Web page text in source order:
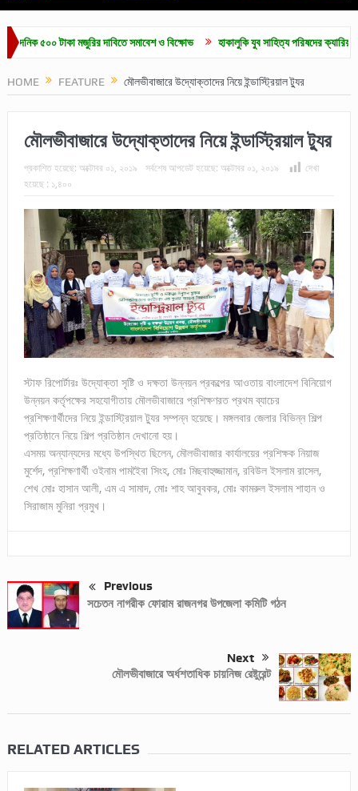
৫০০ টাকা মজুরির দাবিতে সমাবেশ ও বিক্ষোভ হাকালুকি যুব সাহিত্য পরিষদের ক্যারিয়ার
HOME FEATURE মৌলভীবাজারে উদ্যোক্তাদের নিয়ে ইন্ডাস্ট্রিয়াল ট্যুর
মৌলভীবাজারে উদ্যোক্তাদের নিয়ে ইন্ডাস্ট্রিয়াল ট্যুর
প্রকাশিত হয়েছে: অক্টোবর ০১, ২০১৯ সর্বশেষ আপডেট হয়েছে: অক্টোবর ০১, ২০১৯
দেখা
হয়েছে : ১,৪০০
স্টাফ রিপোর্টারঃ উদ্যোক্তা সৃষ্টি ও দক্ষতা উন্নয়ন প্রকল্পের আওতায় বাংলাদেশ বিনিয়োগ
উন্নয়ন কর্তৃপক্ষের সহযোগীতায় মৌলভীবাজারে প্রশিক্ষণরত প্রথম ব্যাচের
প্রশিক্ষণার্থীদের নিয়ে ইন্ডাস্ট্রিয়াল ট্যুর সম্পন্ন হয়েছে। মঙ্গলবার জেলার বিভিন্ন শিল্প
প্রতিষ্ঠানে নিয়ে শিল্প প্রতিষ্ঠান দেখানো হয়।
এসময় অন্যান্যদের মধ্যে উপস্থিত ছিলেন, মৌলভীবাজার কার্যালয়ের প্রশিক্ষক নিয়াজ
মুর্শেদ, প্রশিক্ষণার্থী ওইনাম পামইৈবা সিংহ, মোঃ মিছবাহুজ্জামান, রবিউল ইসলাম রাসেল,
শেখ মোঃ হাসান আলী, এম এ সামাদ, মোঃ শাহ আবুবকর, মোঃ কামরুল ইসলাম শাহান ও
সিরাজাম মুনিরা প্রমুখ।
Previous
সচেতন নাগরীক ফোরাম রাজনগর উপজেলা কমিটি গঠন
Next
মৌলভীবাজারে অর্ধশতাধিক চায়নিজ রেষ্টুরেন্ট
RELATED ARTICLES